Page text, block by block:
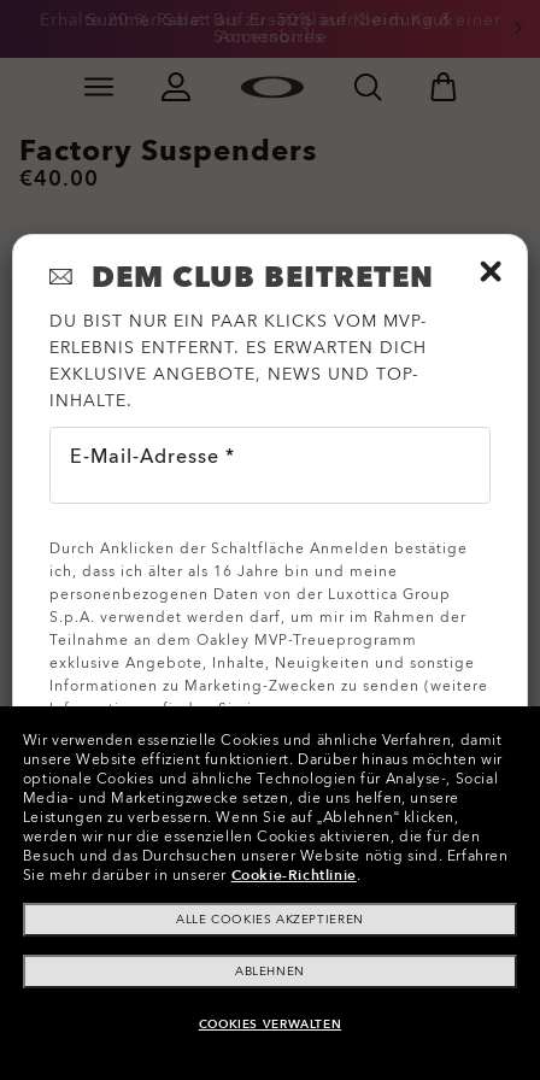
Skip to
Summer-Sale: Bis zu -50% auf Kleidung &
Accessoires
Erhalte 20 % Rabatt auf Ersatzgläser beim Kauf einer
Sonnenbrille
Slide 3 of 3. Erhalte 20 % Rabatt auf Ersatzgläser
ZUM WARENKORB HINZUFÜGEN
Factory Suspenders
€40.00
Farben (1) Blackout
In Raten zahlen
Wir verwenden essenzielle Cookies und ähnliche Verfahren, damit
unsere Website effizient funktioniert. Darüber hinaus möchten wir
optionale Cookies und ähnliche Technologien für Analyse-, Social
Media- und Marketingzwecke setzen, die uns helfen, unsere
Leistungen zu verbessern. Wenn Sie auf „Ablehnen“ klicken,
werden wir nur die essenziellen Cookies aktivieren, die für den
Besuch und das Durchsuchen unserer Website nötig sind. Erfahren
Sie mehr darüber in unserer Cookie-Richtlinie.
ALLE COOKIES AKZEPTIEREN
ABLEHNEN
COOKIES VERWALTEN
DEM CLUB BEITRETEN
DU BIST NUR EIN PAAR KLICKS VOM MVP-
ERLEBNIS ENTFERNT. ES ERWARTEN DICH
EXKLUSIVE ANGEBOTE, NEWS UND TOP-
INHALTE.
E-Mail-Adresse *
Durch Anklicken der Schaltfläche Anmelden bestätige
ich, dass ich älter als 16 Jahre bin und meine
personenbezogenen Daten von der Luxottica Group
S.p.A. verwendet werden darf, um mir im Rahmen der
Teilnahme an dem Oakley MVP-Treueprogramm
exklusive Angebote, Inhalte, Neuigkeiten und sonstige
Informationen zu Marketing-Zwecken zu senden (weitere
Informationen finden Sie in unserer
Datenschutzbestimmungen ).
MELDEN SIE